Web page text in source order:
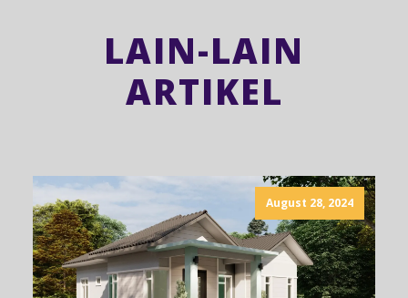
LAIN-LAIN
ARTIKEL
August 28, 2024